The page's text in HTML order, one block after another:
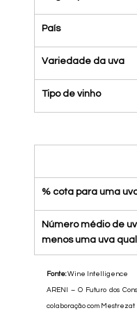
País
Variedade da uva
Tipo de vinho
% cota para uma
Número médio de
menos uma uva
Fonte: Wine Intelligence
ARENI – O Futuro dos
colaboração com Mestrezat